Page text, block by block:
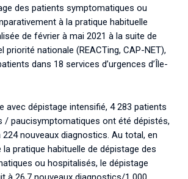
des patients symptomatiques ou
à la pratique habituelle
de février à mai 2021 à la suite de
priorité nationale (REACTing, CAP-NET),
dans 18 services d’urgences d’Île-
avec dépistage intensifié, 4 283 patients
/ paucisymptomatiques ont été dépistés,
nouveaux diagnostics. Au total, en
pratique habituelle de dépistage des
ou hospitalisés, le dépistage